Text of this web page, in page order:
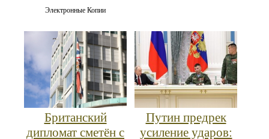
Электронные Копии
Британский
дипломат сметён с
Путин предрек
усиление ударов: